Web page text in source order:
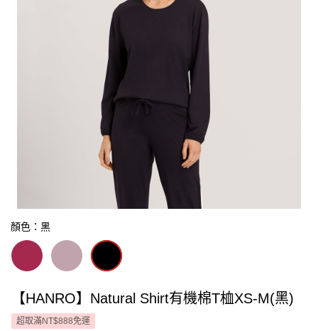
顏色：黑
【HANRO】Natural Shirt有機棉T桖XS-M(黑)
超取滿NT$888免運